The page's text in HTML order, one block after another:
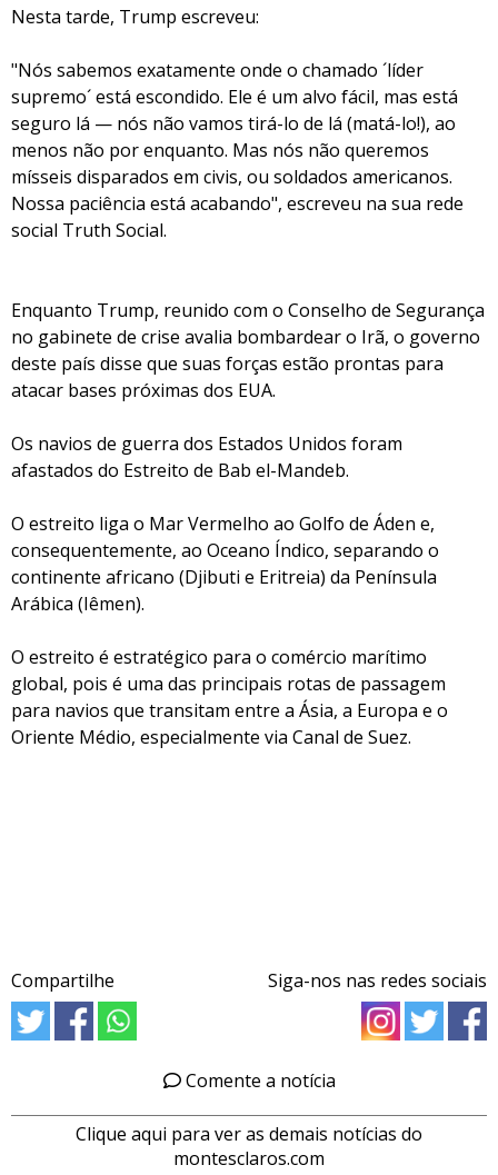
Nesta tarde, Trump escreveu:
"Nós sabemos exatamente onde o chamado ´líder
supremo´ está escondido. Ele é um alvo fácil, mas está
seguro lá — nós não vamos tirá-lo de lá (matá-lo!), ao
menos não por enquanto. Mas nós não queremos
mísseis disparados em civis, ou soldados americanos.
Nossa paciência está acabando", escreveu na sua rede
social Truth Social.
Enquanto Trump, reunido com o Conselho de Segurança
no gabinete de crise avalia bombardear o Irã, o governo
deste país disse que suas forças estão prontas para
atacar bases próximas dos EUA.
Os navios de guerra dos Estados Unidos foram
afastados do Estreito de Bab el-Mandeb.
O estreito liga o Mar Vermelho ao Golfo de Áden e,
consequentemente, ao Oceano Índico, separando o
continente africano (Djibuti e Eritreia) da Península
Arábica (Iêmen).
O estreito é estratégico para o comércio marítimo
global, pois é uma das principais rotas de passagem
para navios que transitam entre a Ásia, a Europa e o
Oriente Médio, especialmente via Canal de Suez.
Compartilhe Siga-nos nas redes sociais
Comente a notícia
Clique aqui para ver as demais notícias do
montesclaros.com